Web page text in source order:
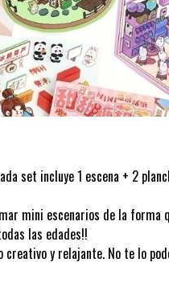
set incluye 1 escena + 2
mini escenarios de la forma
las edades!!
creativo y relajante. No te lo